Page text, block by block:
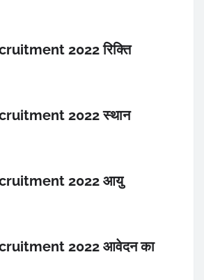
2022 रिक्ति
2022 स्थान
2022 आयु
2022 आवेदन का